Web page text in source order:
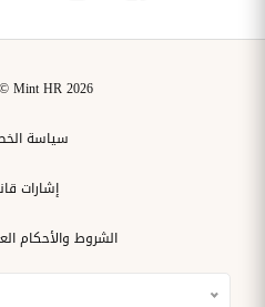
Mint HR 2026
سياسة
إشارات
الشروط والأحكام